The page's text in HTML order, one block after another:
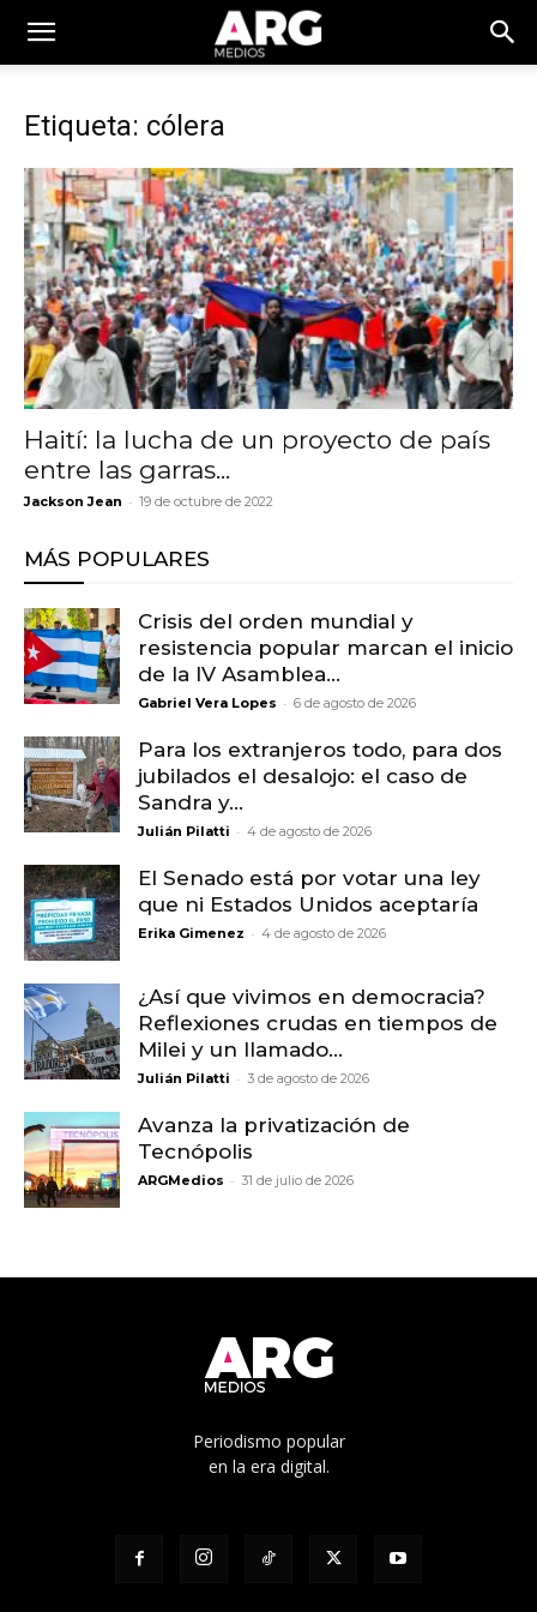
Etiqueta: cólera
Haití: la lucha de un proyecto de país
entre las garras...
Jackson Jean - 19 de octubre de 2022
MÁS POPULARES
Crisis del orden mundial y
resistencia popular marcan el inicio
de la IV Asamblea...
Gabriel Vera Lopes - 6 de agosto de 2026
Para los extranjeros todo, para dos
jubilados el desalojo: el caso de
Sandra y...
Julián Pilatti - 4 de agosto de 2026
El Senado está por votar una ley
que ni Estados Unidos aceptaría
Erika Gimenez - 4 de agosto de 2026
¿Así que vivimos en democracia?
Reflexiones crudas en tiempos de
Milei y un llamado...
Julián Pilatti - 3 de agosto de 2026
Avanza la privatización de
Tecnópolis
ARGMedios - 31 de julio de 2026
Periodismo popular
en la era digital.